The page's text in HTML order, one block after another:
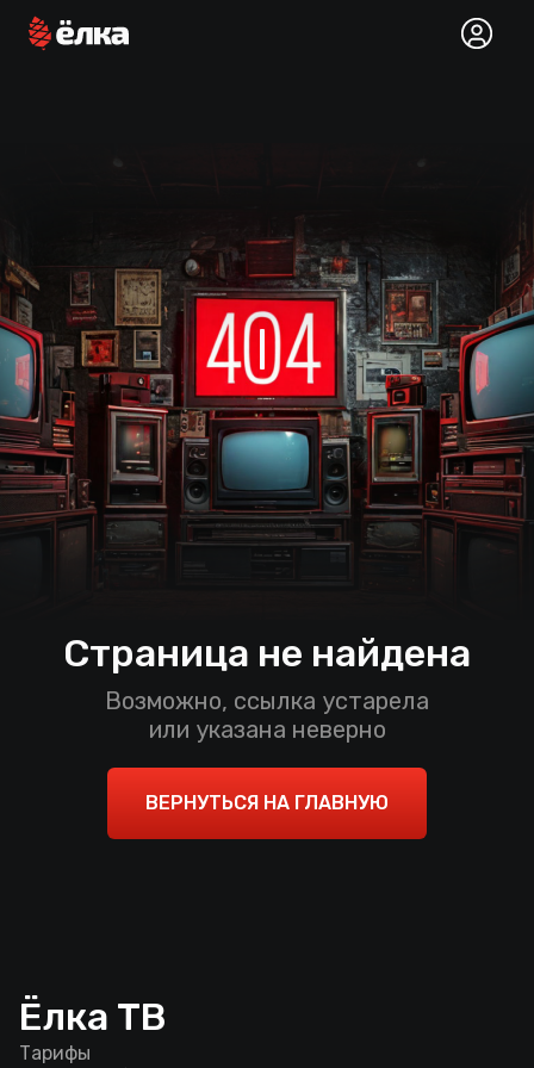
Страница не найдена
Возможно, ссылка устарела
или указана неверно
ВЕРНУТЬСЯ НА ГЛАВНУЮ
Ёлка ТВ
Тарифы